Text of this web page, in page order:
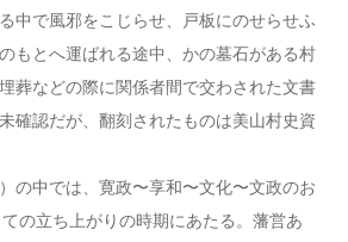
中で風邪をこじらせ、戸板にのせらせふ
もとへ運ばれる途中、かの墓石がある村
葬などの際に関係者間で交わされた文書
確認だが、翻刻されたものは美山村史資
の中では、寛政〜享和〜文化〜文政のお
の立ち上がりの時期にあたる。藩営あ